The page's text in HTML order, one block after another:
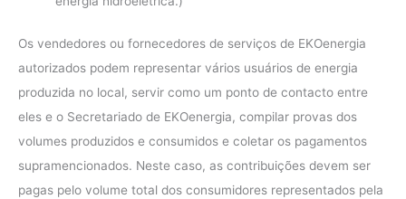
Os vendedores ou fornecedores de serviços de EKOenergia
autorizados podem representar vários usuários de energia
produzida no local, servir como um ponto de contacto entre
eles e o Secretariado de EKOenergia, compilar provas dos
volumes produzidos e consumidos e coletar os pagamentos
supramencionados. Neste caso, as contribuições devem ser
pagas pelo volume total dos consumidores representados pela